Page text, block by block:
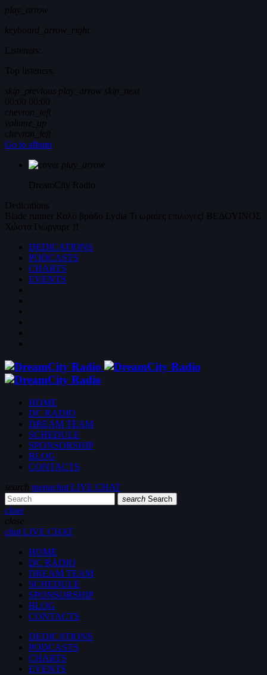
play_arrow
keyboard_arrow_right
Listeners:
Top listeners:
skip_previous play_arrow skip_next
00:00 00:00
chevron_left
volume_up
chevron_left
Go to album
play_arrow
DreamCity Radio
Dedications
Blade runner Καλό βράδυ Lydia Τι ωραίες επιλογές! ΒΕΔΟΥΙΝΟΣ
Χώστα Γιώργαρε !!
DEDICATIONS
PODCASTS
CHARTS
EVENTS
HOME
DC RADIO
DREAM TEAM
SCHEDULE
SPONSORSHIP
BLOG
CONTACTS
search menuchatLIVE CHAT
search Search
close
close
chatLIVE CHAT
HOME
DC RADIO
DREAM TEAM
SCHEDULE
SPONSORSHIP
BLOG
CONTACTS
DEDICATIONS
PODCASTS
CHARTS
EVENTS